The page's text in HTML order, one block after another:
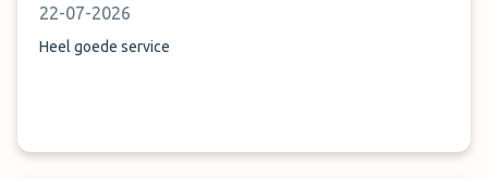
bedrijf waar je verwacht zelf je auto neer te zetten! Dit
voelde allemaal niet oké en ik zal nooit meer boeken bij
22-07-2026
Heel goede service